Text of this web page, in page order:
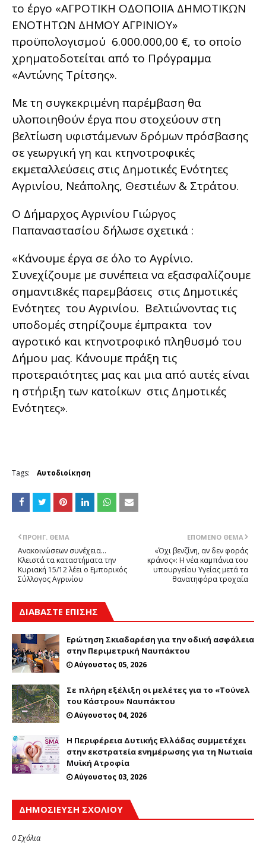
το έργο «ΑΓΡΟΤΙΚΗ ΟΔΟΠΟΙΙΑ ΔΗΜΟΤΙΚΩΝ
ΕΝΟΤΗΤΩΝ ΔΗΜΟΥ ΑΓΡΙΝΙΟΥ»
προϋπολογισμού 6.000.000,00 €, το οποίο
χρηματοδοτείται από το Πρόγραμμα
«Αντώνης Τρίτσης».
Με τη συγκεκριμένη παρέμβαση θα
υλοποιηθούν έργα που στοχεύουν στη
βελτίωση υφιστάμενων δρόμων πρόσβασης
σε γεωργική γη και κτηνοτροφικές
εκμεταλλεύσεις στις Δημοτικές Ενότητες
Αγρινίου, Νεάπολης, Θεστιέων & Στράτου.
Ο Δήμαρχος Αγρινίου Γιώργος
Παπαναστασίου δήλωσε σχετικά :
«Κάνουμε έργα σε όλο το Αγρίνιο.
Συνεχίζουμε με συνέπεια να εξασφαλίζουμε
σημαντι8κές παρεμβάσεις στις Δημοτικές
Ενότητες του Αγρινίου. Βελτιώνοντας τις
υποδομές στηρίζουμε έμπρακτα τον
αγροτικό και κτηνοτροφικό πληθυσμό του
Δήμου μας. Κάνουμε πράξη τις
προτεραιότητες μας και μια από αυτές είναι
η στήριξη των κατοίκων στις Δημοτικές
Ενότητες».
Tags: Αυτοδιοίκηση
ΕΠΌΜΕΝΟ ΘΈΜΑ
«Όχι βενζίνη, αν δεν φοράς
κράνος»: Η νέα καμπάνια του
υπουργείου Υγείας μετά τα
θανατηφόρα τροχαία
ΠΡΟΗΓ. ΘΈΜΑ
Ανακοινώσεων συνέχεια...
Κλειστά τα καταστήματα την
Κυριακή 15/12 λέει ο Εμπορικός
Σύλλογος Αγρινίου
ΔΙΑΒΑΣΤΕ ΕΠΙΣΗΣ
Ερώτηση Σκιαδαρέση για την οδική ασφάλεια
στην Περιμετρική Ναυπάκτου
Αύγουστος 05, 2026
Σε πλήρη εξέλιξη οι μελέτες για το «Τούνελ
του Κάστρου» Ναυπάκτου
Αύγουστος 04, 2026
Η Περιφέρεια Δυτικής Ελλάδας συμμετέχει
στην εκστρατεία ενημέρωσης για τη Νωτιαία
Μυϊκή Ατροφία
Αύγουστος 03, 2026
ΔΗΜΟΣΊΕΥΣΗ ΣΧΟΛΊΟΥ
0 Σχόλια